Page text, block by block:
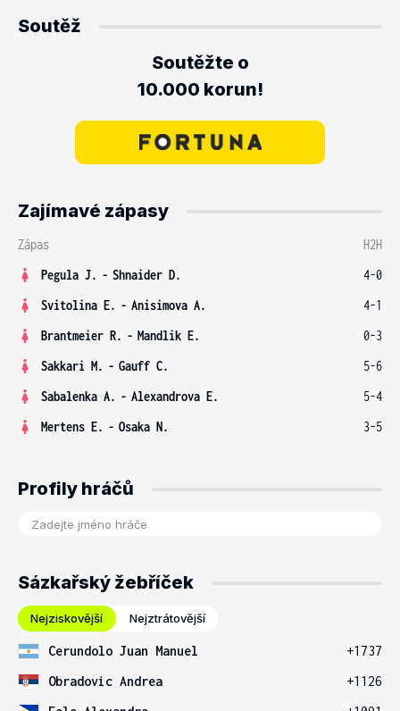
Soutěž
Soutěžte o
10.000 korun!
Zajímavé zápasy
Zápas
H2H
Pegula J. - Shnaider D.
4-0
Svitolina E. - Anisimova A.
4-1
Brantmeier R. - Mandlik E.
0-3
Sakkari M. - Gauff C.
5-6
Sabalenka A. - Alexandrova E.
5-4
Mertens E. - Osaka N. 3-5
Profily hráčů
Sázkařský žebříček
Nejziskovější Nejztrátovější
Cerundolo Juan Manuel
+1737
Obradovic Andrea
+1126